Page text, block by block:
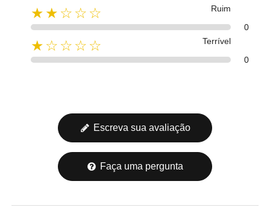
★★☆☆☆
Ruim
0
★☆☆☆☆
Terrível
0
Escreva sua avaliação
Faça uma pergunta